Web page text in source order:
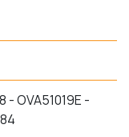
- OVA51019E -